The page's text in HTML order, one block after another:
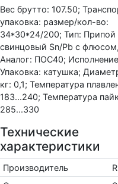
Вес брутто: 107.50;
упаковка: размер/кол-во:
34*30*24/200; Тип: Припой
свинцовый Sn/Pb с
Аналог: ПОС40;
Упаковка: катушка;
кг: 0,1; Температура
183...240; Температура
285...330
Технические
характеристики
Производитель